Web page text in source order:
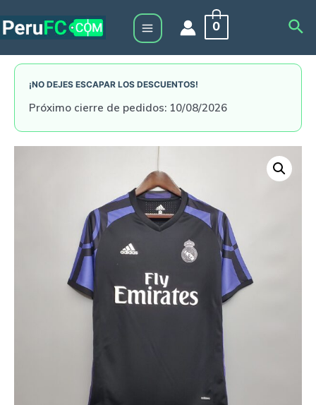
to
Main
Menu
0
¡NO DEJES ESCAPAR LOS DESCUENTOS!
Próximo cierre de pedidos: 10/08/2026